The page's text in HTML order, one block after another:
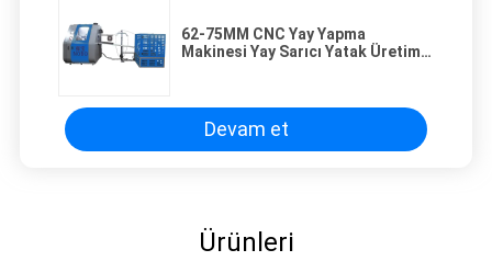
62-75MM CNC Yay Yapma
Makinesi Yay Sarıcı Yatak Üretim
Devam et
Ürünleri